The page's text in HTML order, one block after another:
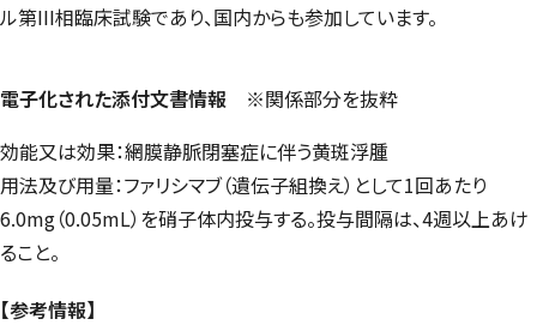
ル第III相臨床試験であり、国内からも参加しています。
電子化された添付文書情報 ※関係部分を抜粋
効能又は効果：網膜静脈閉塞症に伴う黄斑浮腫
用法及び用量：ファリシマブ（遺伝子組換え）として1回あたり
6.0mg（0.05mL）を硝子体内投与する。投与間隔は、4週以上あけ
ること。
【参考情報】